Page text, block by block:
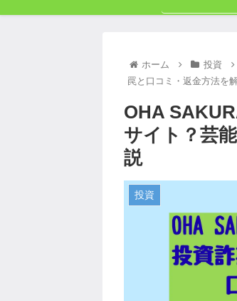
ホーム 投資
罠と口コミ・返金方法を
OHA
サイト？芸
説
投資